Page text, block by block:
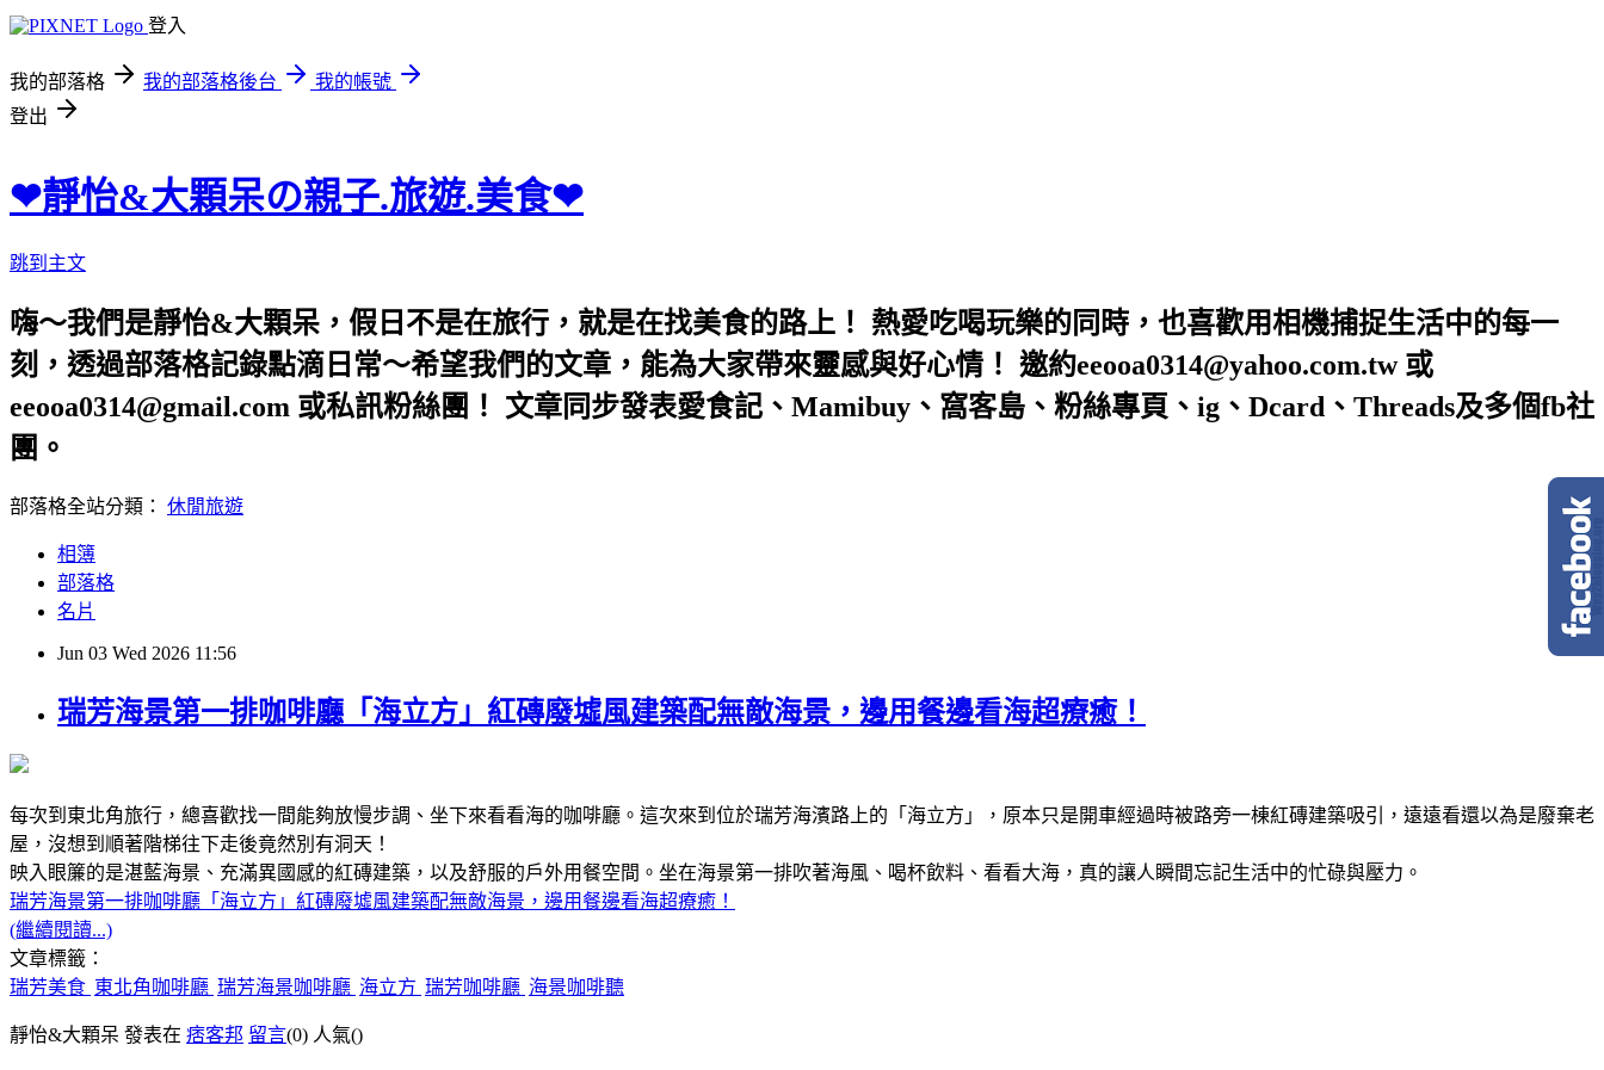
登入
我的部落格 我的部落格後台
我的帳號
登出
❤靜怡&大顆呆の親子.旅遊.美食❤
跳到主文
嗨～我們是靜怡&大顆呆，假日不是在旅行，就是在找美食的路上！ 熱愛吃喝玩樂的同時，也喜歡用相機捕捉生活中的每一
刻，透過部落格記錄點滴日常～希望我們的文章，能為大家帶來靈感與好心情！ 邀約eeooa0314@yahoo.com.tw 或
eeooa0314@gmail.com 或私訊粉絲團！ 文章同步發表愛食記、Mamibuy、窩客島、粉絲專頁、ig、Dcard、Threads及多個fb社
團。
部落格全站分類： 休閒旅遊
相簿
部落格
名片
Jun 03 Wed 2026 11:56
瑞芳海景第一排咖啡廳「海立方」紅磚廢墟風建築配無敵海景，邊用餐邊看海超療癒！
每次到東北角旅行，總喜歡找一間能夠放慢步調、坐下來看看海的咖啡廳。這次來到位於瑞芳海濱路上的「海立方」，原本只是開車經過時被路旁一棟紅磚建築吸引，遠遠看還以為是廢棄老
屋，沒想到順著階梯往下走後竟然別有洞天！
映入眼簾的是湛藍海景、充滿異國感的紅磚建築，以及舒服的戶外用餐空間。坐在海景第一排吹著海風、喝杯飲料、看看大海，真的讓人瞬間忘記生活中的忙碌與壓力。
瑞芳海景第一排咖啡廳「海立方」紅磚廢墟風建築配無敵海景，邊用餐邊看海超療癒！
(繼續閱讀...)
文章標籤：
瑞芳美食 東北角咖啡廳 瑞芳海景咖啡廳 海立方 瑞芳咖啡廳 海景咖啡聽
靜怡&大顆呆 發表在 痞客邦 留言(0) 人氣()